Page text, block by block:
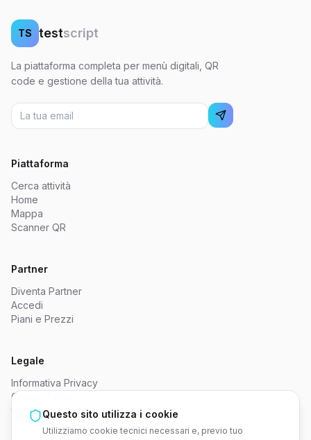
TS testscript
La piattaforma completa per menù digitali, QR
code e gestione della tua attività.
Piattaforma
Cerca attività
Home
Mappa
Scanner QR
Partner
Diventa Partner
Accedi
Piani e Prezzi
Legale
Informativa Privacy
Cookie Policy
testscript.infoQuesto sito utilizza i cookie
Utilizziamo cookie tecnici necessari e, previo tuo